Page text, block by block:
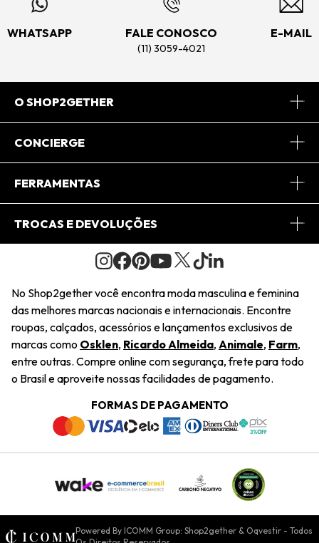
WHATSAPP FALE CONOSCO
(11) 3059-4021
E-MAIL
O SHOP2GETHER
Sobre Nós
Journal
Saiu na Mídia
Sustentabilidade
Navegando
Termos e Condições
Trabalhe Conosco
CONCIERGE
Central de Relacionamento
Regulamento e Promoções
FERRAMENTAS
Minha Conta
Pedido de Presente
Wishlist
TROCAS E DEVOLUÇÕES
Condições Gerais
Troca Fácil
Restituição de Pagamento
Dúvidas Frequentes
Termos e Condições
Política de Privacidade
No Shop2gether você encontra moda masculina e feminina
das melhores marcas nacionais e internacionais. Encontre
roupas, calçados, acessórios e lançamentos exclusivos de
marcas como Osklen, Ricardo Almeida, Animale, Farm,
entre outras. Compre online com segurança, frete para todo
o Brasil e aproveite nossas facilidades de pagamento.
FORMAS DE PAGAMENTO
Powered By ICOMM Group: Shop2gether & Oqvestir - Todos